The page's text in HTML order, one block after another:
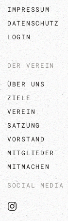
IMPRESSUM
DATENSCHUTZ
LOGIN
DER VEREIN
ÜBER UNS
ZIELE
VEREIN
SATZUNG
VORSTAND
MITGLIEDER
MITMACHEN
SOCIAL MEDIA